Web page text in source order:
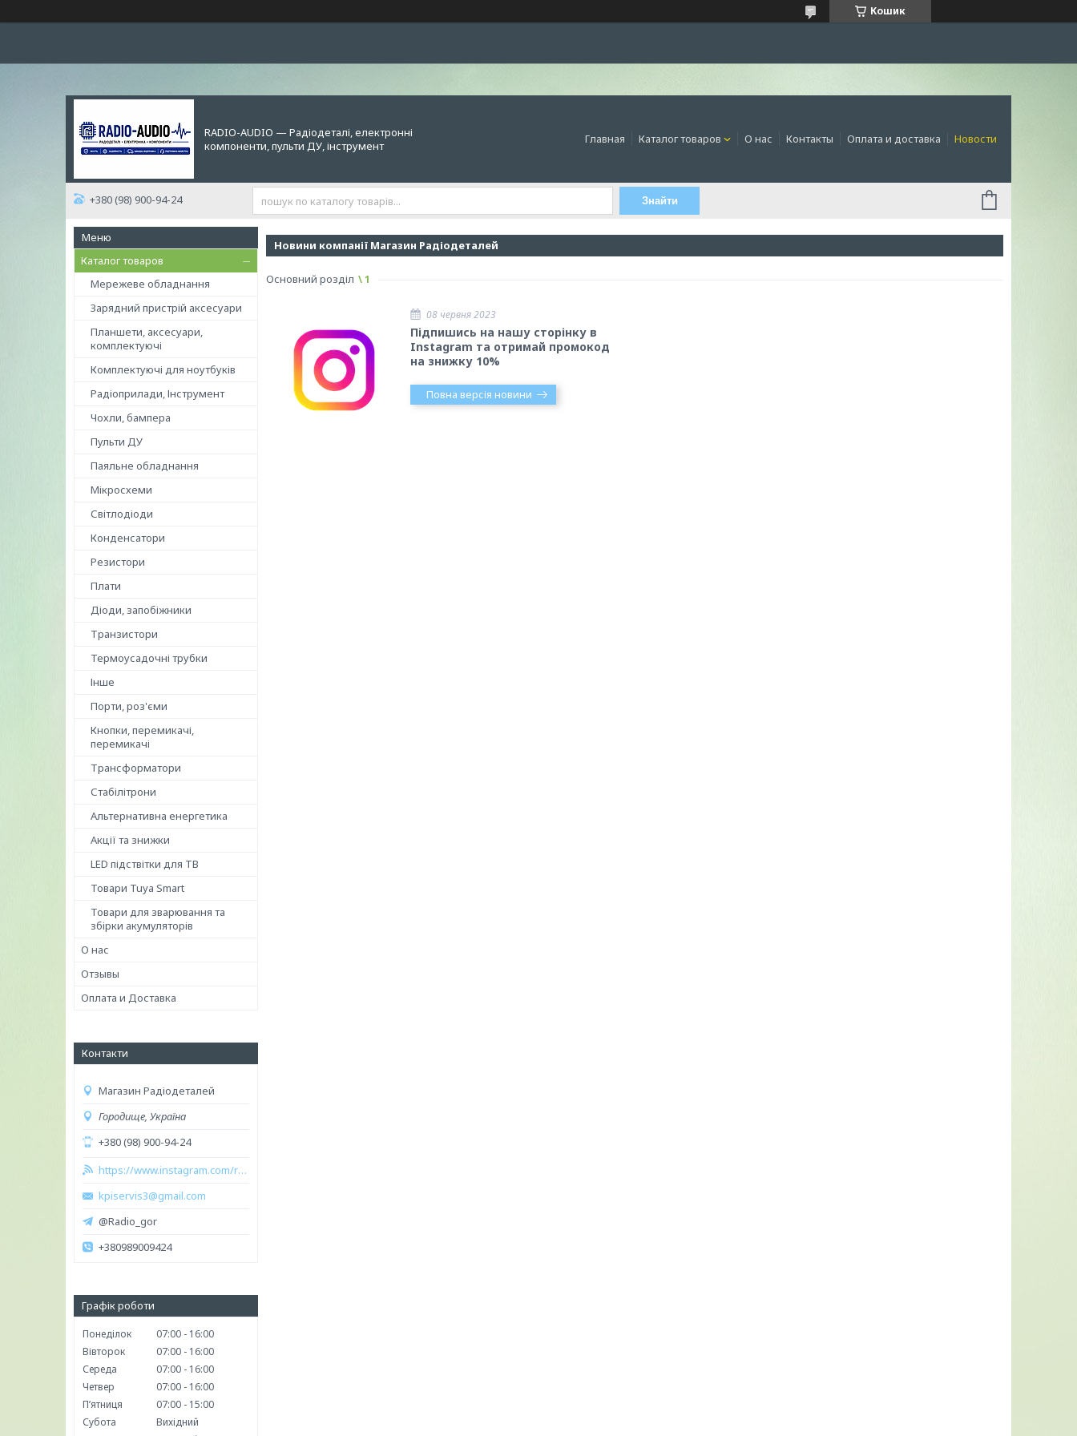
Кошик
RADIO-AUDIO — Радіодеталі, електронні
компоненти, пульти ДУ, інструмент
Главная Каталог товаров О нас Контакты Оплата и доставка Новости
+380 (98) 900-94-24 Знайти
Каталог товаров
Мережеве обладнання
Зарядний пристрій аксесуари
Планшети, аксесуари,
комплектуючі
Комплектуючі для ноутбуків
Радіоприлади, Інструмент
Чохли, бампера
Пульти ДУ
Паяльне обладнання
Мікросхеми
Світлодіоди
Конденсатори
Резистори
Плати
Діоди, запобіжники
Транзистори
Термоусадочні трубки
Інше
Порти, роз'єми
Кнопки, перемикачі,
перемикачі
Трансформатори
Стабілітрони
Альтернативна енергетика
Акції та знижки
LED підствітки для ТВ
Товари Tuya Smart
Товари для зварювання та
збірки акумуляторів
О нас
Отзывы
Оплата и Доставка
Контакти
Магазин Радіодеталей
Городище, Україна
+380 (98) 900-94-24
https://www.instagram.com/radio_audio2023/
kpiservis3@gmail.com
@Radio_gor
+380989009424
Графік роботи
Понеділок 07:00
16:00
Вівторок
07:00
16:00
Середа
07:00
16:00
Четвер
07:00
16:00
Пʼятниця
07:00
15:00
Субота
Вихідний
Новини компанії Магазин Радіодеталей
Основний розділ 1
08 червня 2023
Підпишись на нашу сторінку в
Instagram та отримай промокод
на знижку 10%
Повна версія новини